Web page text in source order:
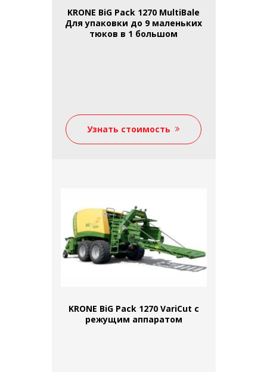
KRONE BiG Pack 1270 MultiBale
Для упаковки до 9 маленьких
тюков в 1 большом
Узнать стоимость
KRONE BiG Pack 1270 VariCut с
режущим аппаратом